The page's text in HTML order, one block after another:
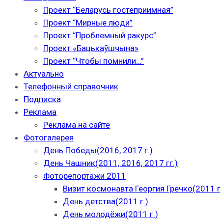
Проект “Беларусь гостеприимная”
Проект “Мирные люди”
Проект “Проблемный ракурс”
Проект «Бацькаўшчына»
Проект “Чтобы помнили…”
Актуально
Телефонный справочник
Подписка
Реклама
Реклама на сайте
Фотогалерея
День Победы(2016, 2017 г.)
День Чашник(2011, 2016, 2017 гг.)
Фоторепортажи 2011
Визит космонавта Георгия Гречко(2011
День детства(2011 г.)
День молодёжи(2011 г.)